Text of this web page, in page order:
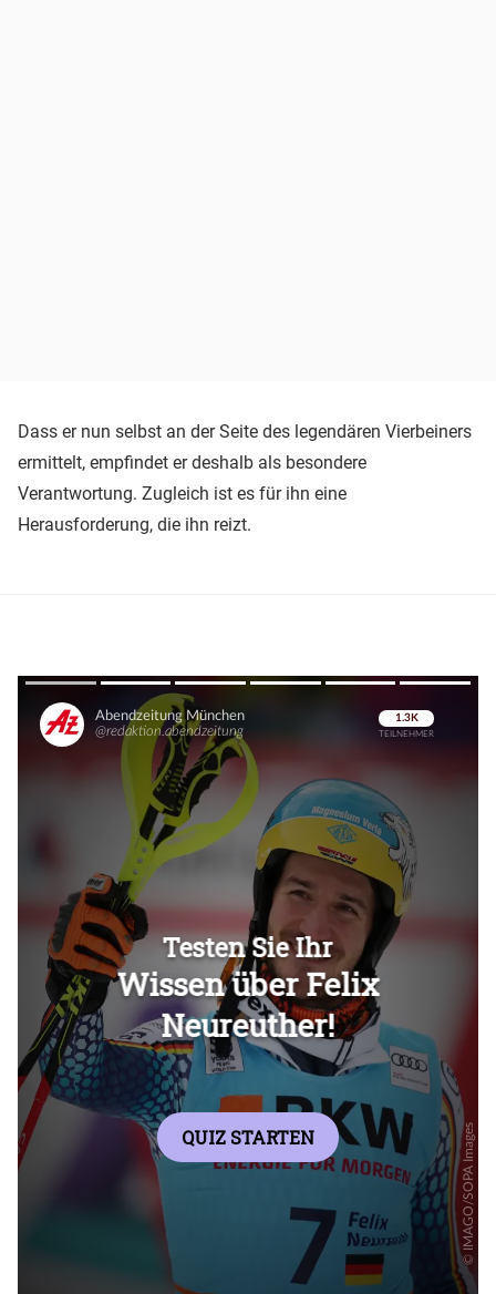
Dass er nun selbst an der Seite des legendären Vierbeiners
ermittelt, empfindet er deshalb als besondere
Verantwortung. Zugleich ist es für ihn eine
Herausforderung, die ihn reizt.
Überspringen
Überspringen